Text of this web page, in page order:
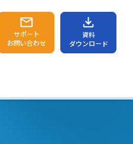
サポート
お問い合わせ
資料
ダウンロード